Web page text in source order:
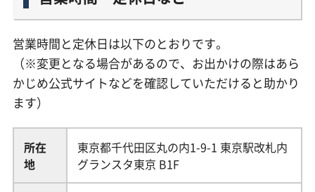
営業時間と定休日は以下のとおりです。
（※変更となる場合があるので、お出かけの際はあら
かじめ公式サイトなどを確認していただけると助かり
ます）
所在
地
東京都千代田区丸の内1-9-1 東京駅改札内
グランスタ東京 B1F